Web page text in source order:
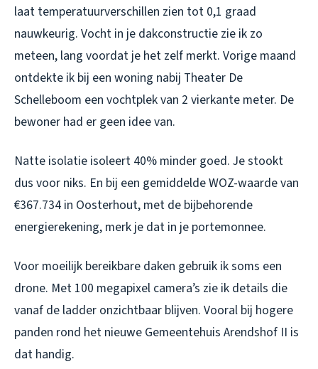
laat temperatuurverschillen zien tot 0,1 graad
nauwkeurig. Vocht in je dakconstructie zie ik zo
meteen, lang voordat je het zelf merkt. Vorige maand
ontdekte ik bij een woning nabij Theater De
Schelleboom een vochtplek van 2 vierkante meter. De
bewoner had er geen idee van.
Natte isolatie isoleert 40% minder goed. Je stookt
dus voor niks. En bij een gemiddelde WOZ-waarde van
€367.734 in Oosterhout, met de bijbehorende
energierekening, merk je dat in je portemonnee.
Voor moeilijk bereikbare daken gebruik ik soms een
drone. Met 100 megapixel camera’s zie ik details die
vanaf de ladder onzichtbaar blijven. Vooral bij hogere
panden rond het nieuwe Gemeentehuis Arendshof II is
dat handig.